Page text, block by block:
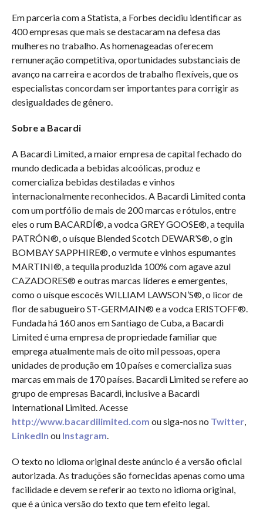
Em parceria com a Statista, a Forbes decidiu identificar as
400 empresas que mais se destacaram na defesa das
mulheres no trabalho. As homenageadas oferecem
remuneração competitiva, oportunidades substanciais de
avanço na carreira e acordos de trabalho flexíveis, que os
especialistas concordam ser importantes para corrigir as
desigualdades de gênero.
Sobre a Bacardi
A Bacardi Limited, a maior empresa de capital fechado do
mundo dedicada a bebidas alcoólicas, produz e
comercializa bebidas destiladas e vinhos
internacionalmente reconhecidos. A Bacardi Limited conta
com um portfólio de mais de 200 marcas e rótulos, entre
eles o rum BACARDÍ®, a vodca GREY GOOSE®, a tequila
PATRÓN®, o uísque Blended Scotch DEWAR’S®, o gin
BOMBAY SAPPHIRE®, o vermute e vinhos espumantes
MARTINI®, a tequila produzida 100% com agave azul
CAZADORES® e outras marcas líderes e emergentes,
como o uísque escocês WILLIAM LAWSON’S®, o licor de
flor de sabugueiro ST-GERMAIN® e a vodca ERISTOFF®.
Fundada há 160 anos em Santiago de Cuba, a Bacardi
Limited é uma empresa de propriedade familiar que
emprega atualmente mais de oito mil pessoas, opera
unidades de produção em 10 países e comercializa suas
marcas em mais de 170 países. Bacardi Limited se refere ao
grupo de empresas Bacardi, inclusive a Bacardi
International Limited. Acesse
http://www.bacardilimited.com ou siga-nos no Twitter,
LinkedIn ou Instagram.
O texto no idioma original deste anúncio é a versão oficial
autorizada. As traduções são fornecidas apenas como uma
facilidade e devem se referir ao texto no idioma original,
que é a única versão do texto que tem efeito legal.